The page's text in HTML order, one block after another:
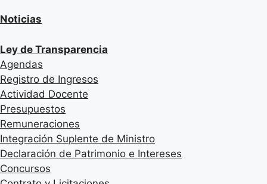
Noticias
Ley de Transparencia
Agendas
Registro de Ingresos
Actividad Docente
Presupuestos
Remuneraciones
Integración Suplente de Ministro
Declaración de Patrimonio e Intereses
Concursos